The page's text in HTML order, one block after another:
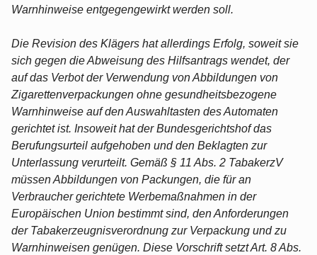
Warnhinweise entgegengewirkt werden soll.
Die Revision des Klägers hat allerdings Erfolg, soweit sie
sich gegen die Abweisung des Hilfsantrags wendet, der
auf das Verbot der Verwendung von Abbildungen von
Zigarettenverpackungen ohne gesundheitsbezogene
Warnhinweise auf den Auswahltasten des Automaten
gerichtet ist. Insoweit hat der Bundesgerichtshof das
Berufungsurteil aufgehoben und den Beklagten zur
Unterlassung verurteilt. Gemäß § 11 Abs. 2 TabakerzV
müssen Abbildungen von Packungen, die für an
Verbraucher gerichtete Werbemaßnahmen in der
Europäischen Union bestimmt sind, den Anforderungen
der Tabakerzeugnisverordnung zur Verpackung und zu
Warnhinweisen genügen. Diese Vorschrift setzt Art. 8 Abs.